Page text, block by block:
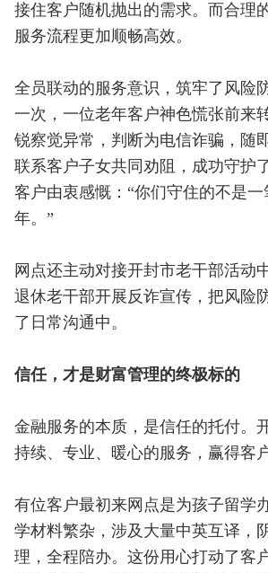
接住客户随机抛出的需求。而合理
服务流程更加顺畅高效。
全员联动的服务意识，筑牢了风险
一次，一位老年客户神色慌张前来
锐察觉异常，判断为电信诈骗，随
联系客户子女共同劝阻，成功守护
客户由衷感慨：“你们守住的不是
年。”
网点还主动对接开封市老干部活动
退休老干部开展反诈宣传，把风险
了日常沟通中。
信任，才是财富管理的终极标的
金融服务的本质，是信任的托付。
持续、专业、暖心的服务，赢得客
有位客户最初来网点是为孩子留学
学材料繁杂，涉及大量中英互译，
理，全程陪办。这份用心打动了客